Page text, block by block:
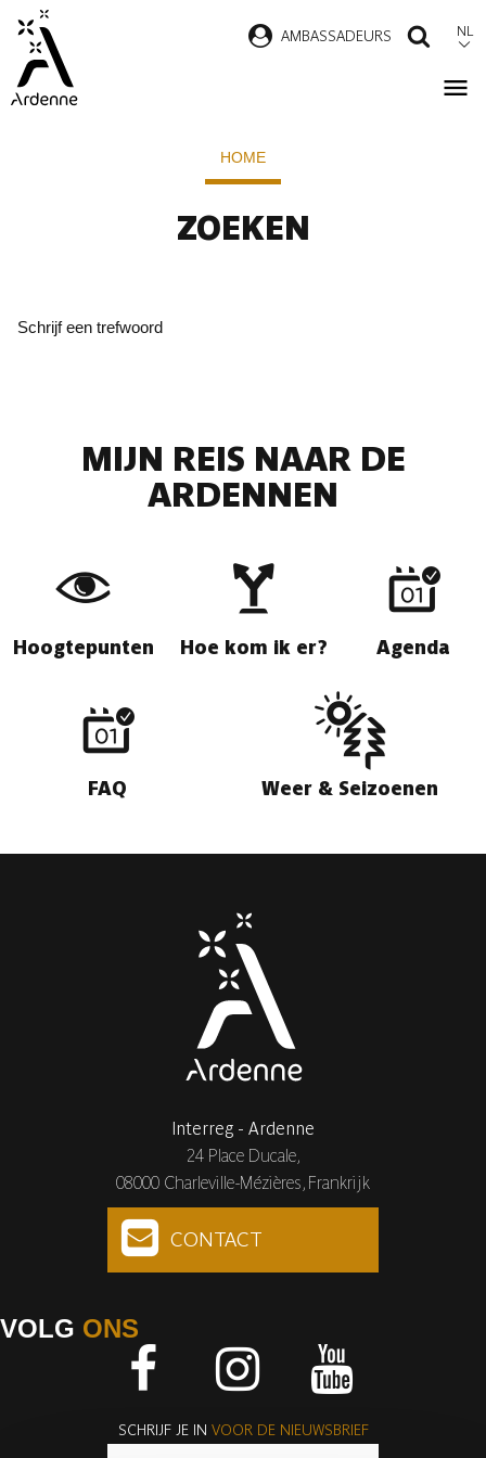
Overslaan
naar
AMBASSADEURS NL
HOME
ZOEKEN
Schrijf een trefwoord
MIJN REIS NAAR DE
ARDENNEN
Hoogtepunten Hoe kom ik er? Agenda
FAQ Weer & Seizoenen
Interreg - Ardenne
24 Place Ducale,
08000 Charleville-Mézières, Frankrijk
CONTACT
VOLG ONS
SCHRIJF JE IN VOOR DE NIEUWSBRIEF